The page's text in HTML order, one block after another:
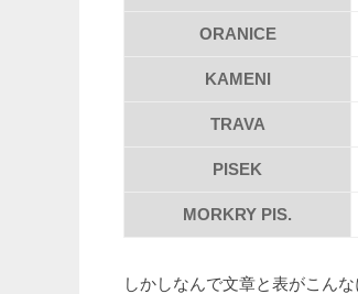
ORANICE
KAMENI
TRAVA
PISEK
MORKRY PIS.
しかしなんで文章と表がこん